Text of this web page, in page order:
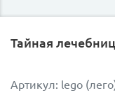
Тайная
Артикул: lego